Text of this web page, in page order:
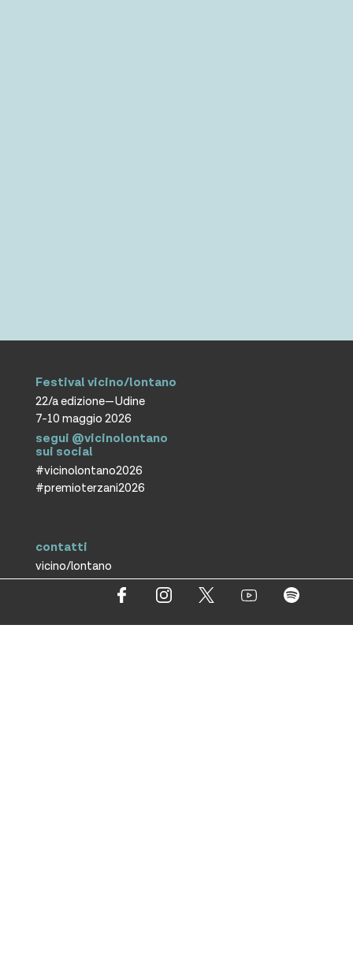
Festival vicino/lontano
22/a edizione—Udine
7-10 maggio 2026
segui @vicinolontano
sui social
#vicinolontano2026
#premioterzani2026
contatti
vicino/lontano
associazione culturale ETS
T +39 0432 287171